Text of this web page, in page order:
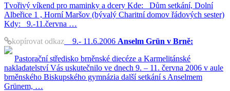
Tvořivý víkend pro maminky a dcery Kde: Dům setkání, Dolní
Albeřice 1 , Horní Maršov (bývalý Charitní domov řádových sester)
Kdy: 9.-11.června …
kopírovat odkaz 9.- 11.6.2006 Anselm Grün v Brně:
Pastorační středisko brněnské diecéze a Karmelitánské
nakladatelství Vás uskutečnilo ve dnech 9. – 11. června 2006 v aule
brněnského Biskupského gymnázia další setkání s Anselmem
Grünem, …